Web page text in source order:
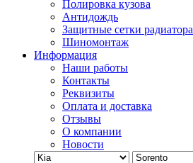
Полировка кузова
Антидождь
Защитные сетки радиатора
Шиномонтаж
Информация
Наши работы
Контакты
Реквизиты
Оплата и доставка
Отзывы
О компании
Новости